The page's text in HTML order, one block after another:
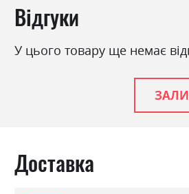
Відгуки
У цього товару ще немає
Доставка